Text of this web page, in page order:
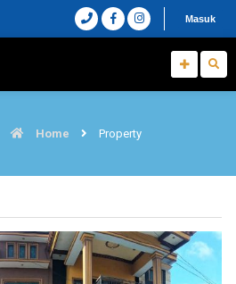
Masuk
Home Property